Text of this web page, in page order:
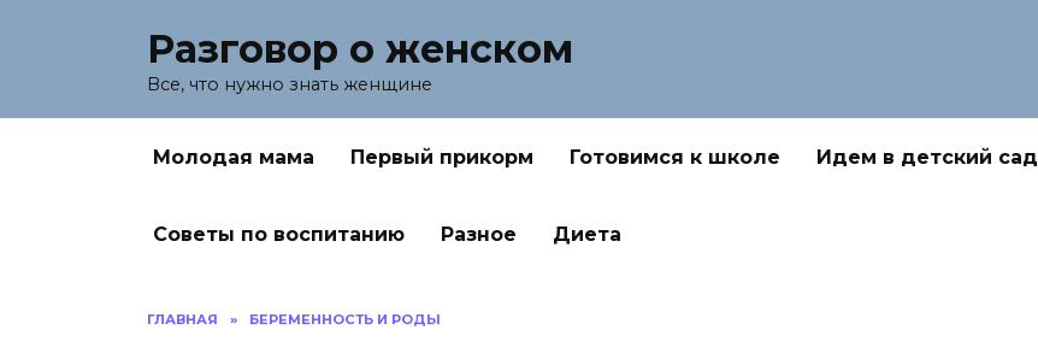
Разговор о женском
Все, что нужно знать женщине
Молодая мама Первый прикорм Готовимся к школе Идем в детский сад
Советы по воспитанию Разное Диета
ГЛАВНАЯ » БЕРЕМЕННОСТЬ И РОДЫ